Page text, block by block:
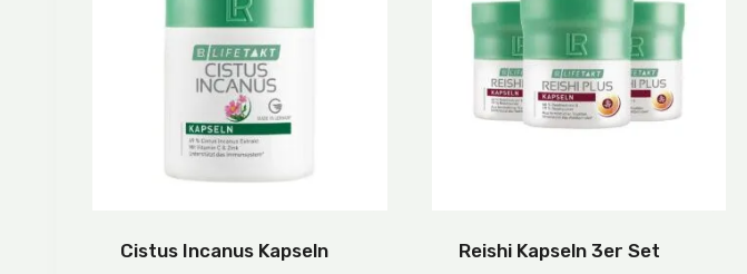
Cistus Incanus Kapseln Reishi Kapseln 3er Set